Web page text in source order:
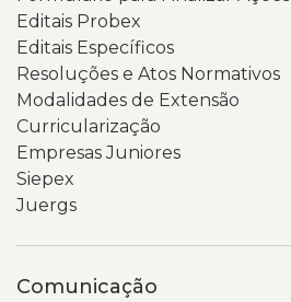
de
um
código
QR
na
parte
inferior
da
fundo
do
portal.
Abaixo,
há
uma
coluna
lateral
com
diferentes
Editais Probex
Editais Específicos
Resoluções e Atos Normativos
Modalidades de Extensão
Curricularização
Empresas Juniores
Siepex
Juergs
Comunicação